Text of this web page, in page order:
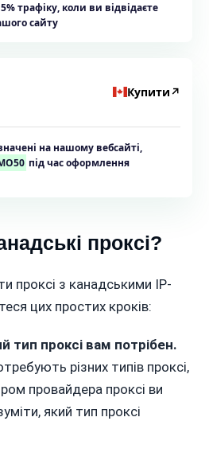
трафіку, коли ви відвідаєте
сайту
Купити ↗
на нашому вебсайті,
під час оформлення
проксі?
проксі з канадськими IP-
цих простих кроків:
тип проксі вам потрібен.
різних типів проксі,
провайдера проксі ви
який тип проксі